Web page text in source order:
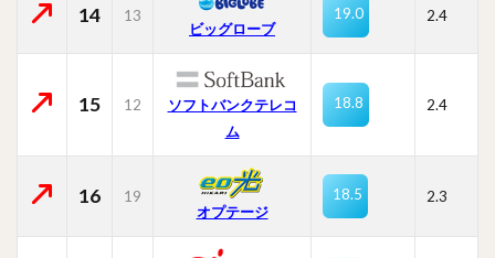
14 13
ビッグローブ
19.0 2.4
15 12
ソフトバンクテレコ
ム
18.8 2.4
16
19
オプテージ
18.5 2.3